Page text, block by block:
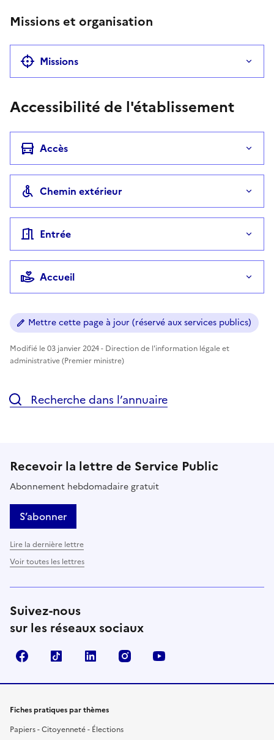
Missions et organisation
Missions
Accessibilité de l'établissement
Accès
Chemin extérieur
Entrée
Accueil
Mettre cette page à jour (réservé aux services publics)
Modifié le 03 janvier 2024 - Direction de l'information légale et
administrative (Premier ministre)
Recherche dans l’annuaire
Recevoir la lettre de Service Public
Abonnement hebdomadaire gratuit
S’abonner
Lire la dernière lettre
Voir toutes les lettres
Suivez-nous
sur les réseaux sociaux
FacebookTikTok LinkedIn Instagram
Fiches pratiques par thèmes
Papiers - Citoyenneté - Élections